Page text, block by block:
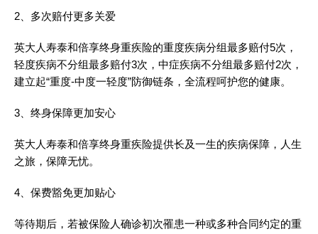
2、多次赔付更多关爱
英大人寿泰和倍享终身重疾险的重度疾病分组最多赔付5次，
轻度疾病不分组最多赔付3次，中症疾病不分组最多赔付2次，
建立起“重度-中度一轻度”防御链条，全流程呵护您的健康。
3、终身保障更加安心
英大人寿泰和倍享终身重疾险提供长及一生的疾病保障，人生
之旅，保障无忧。
4、保费豁免更加贴心
等待期后，若被保险人确诊初次罹患一种或多种合同约定的重